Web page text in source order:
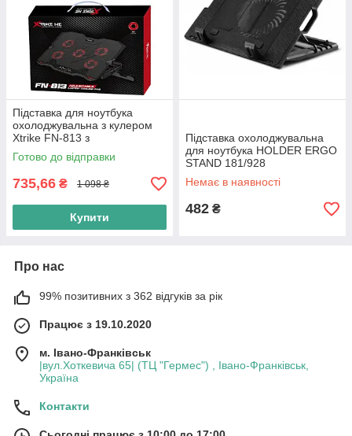
Підставка для ноутбука
охолоджувальна з кулером
Xtrike FN-813 з
регулюванням кута нахилу,
чорний
Готово до відправки
735,66 ₴ 1 098 ₴
Купити
Підставка охолоджувальна
для ноутбука HOLDER ERGO
STAND 181/928
Немає в наявності
482 ₴
Про нас
99% позитивних з 362 відгуків за рік
Працює з 19.10.2020
м. Івано-Франківськ
|вул.Хоткевича 65| (ТЦ "Гермес") , Івано-Франківськ,
Україна
Контакти